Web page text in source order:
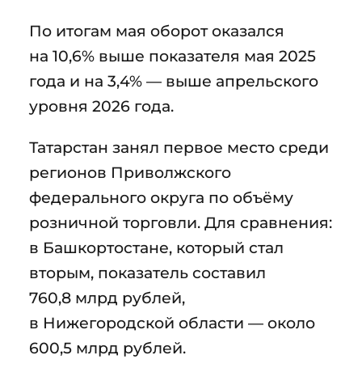
По итогам мая оборот оказался
на 10,6% выше показателя мая 2025
года и на 3,4% — выше апрельского
уровня 2026 года.
Татарстан занял первое место среди
регионов Приволжского
федерального округа по объёму
розничной торговли. Для сравнения:
в Башкортостане, который стал
вторым, показатель составил
760,8 млрд рублей,
в Нижегородской области — около
600,5 млрд рублей.